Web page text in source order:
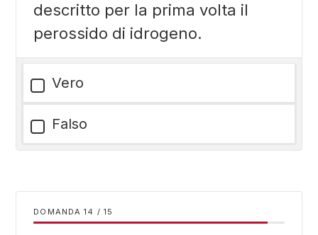
descritto per la prima volta il
perossido di idrogeno.
Vero
Falso
DOMANDA / 15